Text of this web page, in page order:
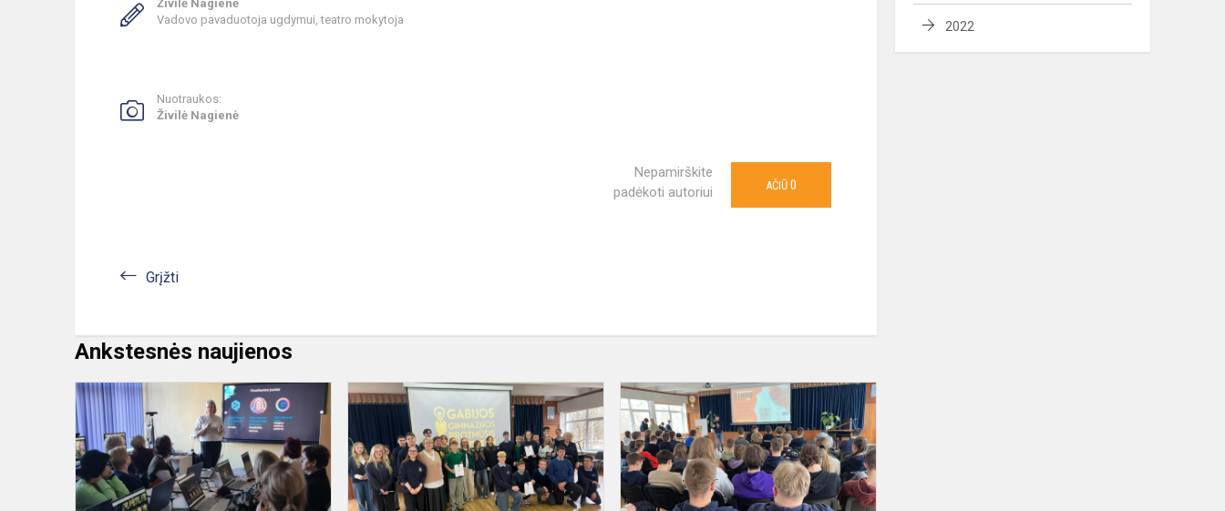
Živilė Nagienė
Vadovo pavaduotoja ugdymui, teatro mokytoja
Nuotraukos:
Živilė Nagienė
Nepamirškite
padėkoti autoriui
AČIŪ 0
Grįžti
Ankstesnės naujienos
Gimnazijos
matematikos
mokytojos
Inesos
Montrimės
seminaras...
Gimnazijos
matematikos
mokytojos
ir
gimnazistai
mini
Gimnazijoje
Seimo
kanceliarijos
pilietiš...
2022